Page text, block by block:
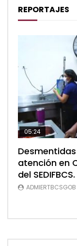
REPORTAJES
05:24
atención en
del
ADMIERTBCSGOB
04:28
atención en
del
ADMIERTBCSGOB
05:48
atención en
del
ADMIERTBCSGOB